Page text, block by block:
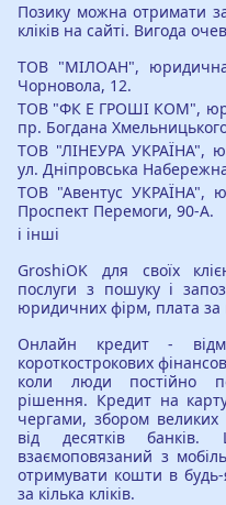
Позику можна отримати
кліків на сайті. Вигода
ТОВ "МІЛОАН",
Чорновола, 12.
ТОВ "ФК Е ГРОШІ КОМ",
пр. Богдана
ТОВ "ЛІНЕУРА УКРАЇНА",
ул. Дніпровська
ТОВ "Авентус УКРАЇНА",
Проспект Перемоги, 90-А.
і інші
GroshiOK для своїх
послуги з пошуку і
юридичних фірм, плата за
Онлайн кредит -
короткострокових
коли люди постійно
рішення. Кредит на
чергами, збором великих
від десятків
взаємоповязаний з
отримувати кошти в
за кілька кліків.